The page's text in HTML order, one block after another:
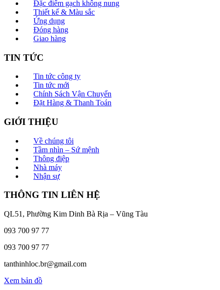
Đặc điểm gạch không nung
Thiết kế & Màu sắc
Ứng dụng
Đóng hàng
Giao hàng
TIN TỨC
Tin tức công ty
Tin tức mới
Chính Sách Vận Chuyển
Đặt Hàng & Thanh Toán
GIỚI THIỆU
Về chúng tôi
Tầm nhìn – Sứ mệnh
Thông điệp
Nhà máy
Nhận sự
THÔNG TIN LIÊN HỆ
QL51, Phường Kim Dinh Bà Rịa – Vũng Tàu
093 700 97 77
093 700 97 77
tanthinhloc.br@gmail.com
Xem bản đồ